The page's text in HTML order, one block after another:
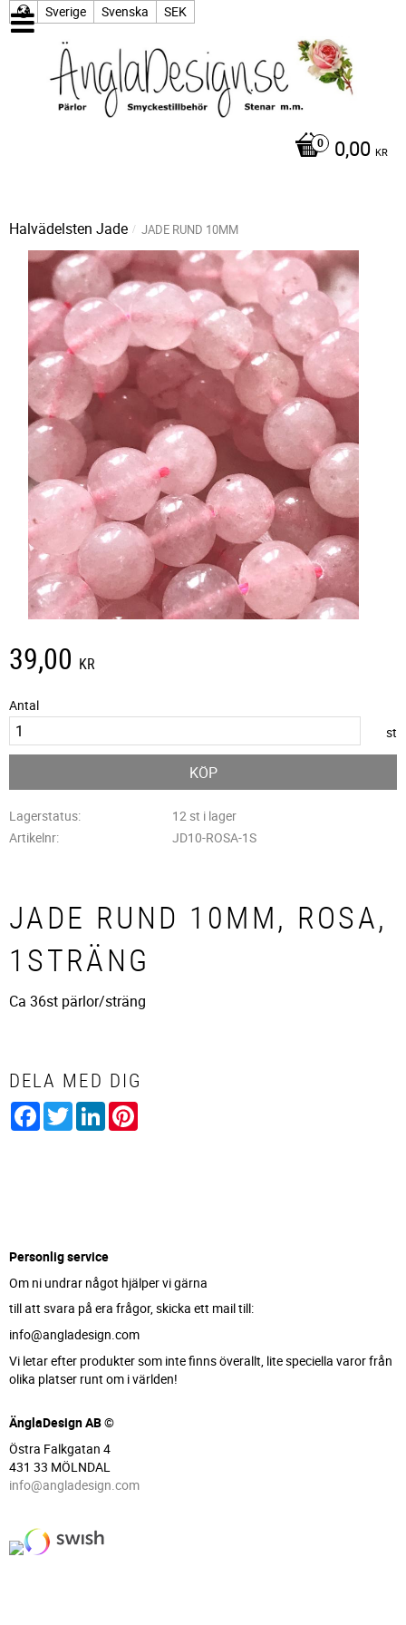
Sverige Svenska SEK
0,00 KR
Halvädelsten Jade JADE RUND 10MM
39,00 KR
Antal
st
KÖP
Lagerstatus
12 st i lager
Artikelnr
JD10-ROSA-1S
JADE RUND 10MM, ROSA,
1STRÄNG
Ca 36st pärlor/sträng
DELA MED DIG
Facebook
TwitterLinkedIn
Personlig service
Om ni undrar något hjälper vi gärna
till att svara på era frågor, skicka ett mail till:
info@angladesign.com
Vi letar efter produkter som inte finns överallt, lite speciella varor från
olika platser runt om i världen!
ÄnglaDesign AB ©
Östra Falkgatan 4
431 33 MÖLNDAL
info@angladesign.com